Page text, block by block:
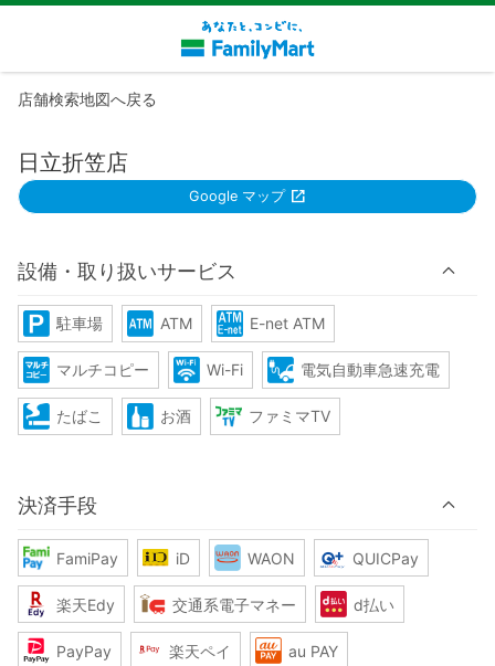
店舗検索地図へ戻る
日立折笠店
Google マップ
設備・取り扱いサービス
駐車場 ATM E-net ATM
マルチコピー Wi-Fi 電気自動車急速充電
たばこ お酒 ファミマTV
決済手段
FamiPay iD WAON QUICPay
楽天Edy 交通系電子マネー d払い
PayPay 楽天ペイ au PAY